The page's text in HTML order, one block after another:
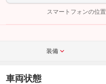
完了してください。
こ
スマートフォンの位
装備
車両状態